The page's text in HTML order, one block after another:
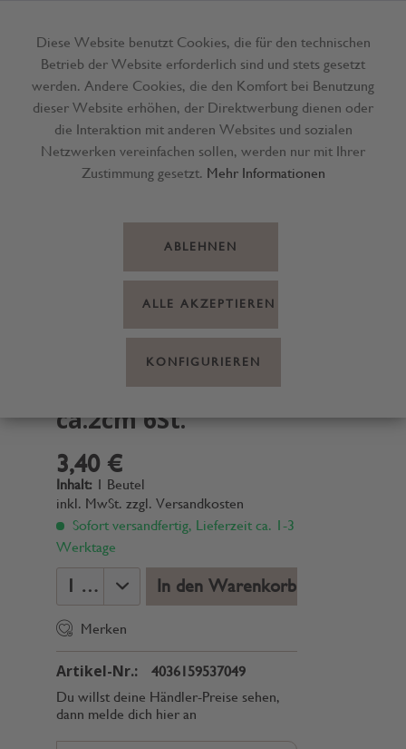
Menü
Werkzeug Set Mini
ca.2cm 6St.
3,40 €
Inhalt: 1 Beutel
inkl. MwSt. zzgl. Versandkosten
Sofort versandfertig, Lieferzeit ca. 1-3
Werktage
In den Warenkorb
Merken
Artikel-Nr.:
4036159537049
Du willst deine Händler-Preise sehen,
dann melde dich hier an
Diese Website benutzt Cookies, die für den technischen
Betrieb der Website erforderlich sind und stets gesetzt
werden. Andere Cookies, die den Komfort bei Benutzung
dieser Website erhöhen, der Direktwerbung dienen oder
die Interaktion mit anderen Websites und sozialen
Netzwerken vereinfachen sollen, werden nur mit Ihrer
Zustimmung gesetzt. Mehr Informationen
ABLEHNEN
ALLE AKZEPTIEREN
KONFIGURIEREN